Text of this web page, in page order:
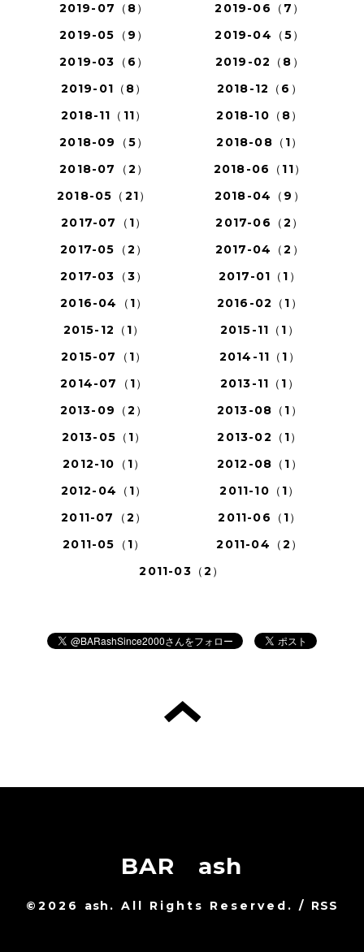
2019-07（8）
2019-06（7）
2019-05（9）
2019-04（5）
2019-03（6）
2019-02（8）
2019-01（8）
2018-12（6）
2018-11（11）
2018-10（8）
2018-09（5）
2018-08（1）
2018-07（2）
2018-06（11）
2018-05（21）
2018-04（9）
2017-07（1）
2017-06（2）
2017-05（2）
2017-04（2）
2017-03（3）
2017-01（1）
2016-04（1）
2016-02（1）
2015-12（1）
2015-11（1）
2015-07（1）
2014-11（1）
2014-07（1）
2013-11（1）
2013-09（2）
2013-08（1）
2013-05（1）
2013-02（1）
2012-10（1）
2012-08（1）
2012-04（1）
2011-10（1）
2011-07（2）
2011-06（1）
2011-05（1）
2011-04（2）
2011-03（2）
BAR ash
©2026 ash . All Rights Reserved. / RSS